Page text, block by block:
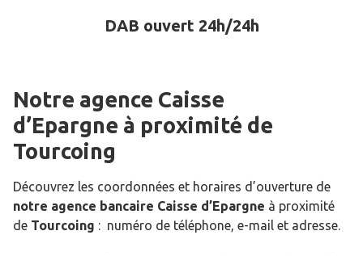
DAB ouvert 24h/24h
Notre agence Caisse
d’Epargne à proximité de
Tourcoing
Découvrez les coordonnées et horaires d’ouverture de
notre agence bancaire Caisse d’Epargne à proximité
de Tourcoing : numéro de téléphone, e-mail et adresse.